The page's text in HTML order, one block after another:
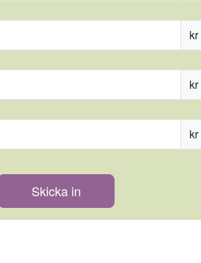
kr
kr
kr
Skicka in